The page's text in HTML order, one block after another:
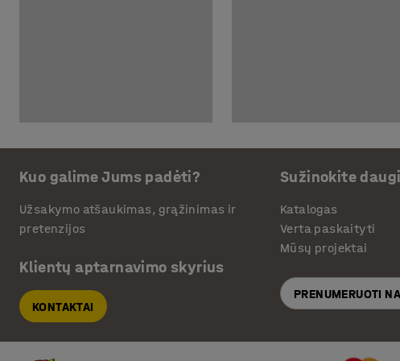
Kuo galime Jums padėti?
Užsakymo atšaukimas, grąžinimas ir
pretenzijos
Klientų aptarnavimo skyrius
KONTAKTAI
Sužinokite
Katalogas
Verta paskaityti
Mūsų projektai
PRENUMERUOTI